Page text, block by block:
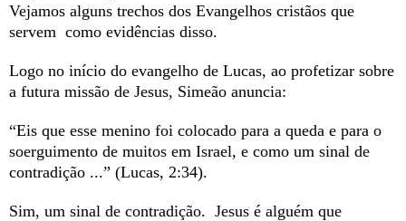
Vejamos alguns trechos dos Evangelhos cristãos que
servem como evidências disso.
Logo no início do evangelho de Lucas, ao profetizar sobre
a futura missão de Jesus, Simeão anuncia:
“Eis que esse menino foi colocado para a queda e para o
soerguimento de muitos em Israel, e como um sinal de
contradição ...” (Lucas, 2:34).
Sim, um sinal de contradição. Jesus é alguém que